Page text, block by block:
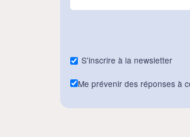
S'inscrire à la newsletter
Me prévenir des réponses à